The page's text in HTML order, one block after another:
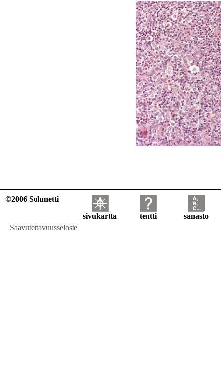
©2006 Solunetti
sivukartta tentti
sanasto
Saavutettavuusseloste